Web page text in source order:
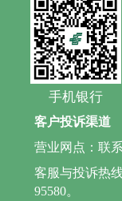
手机银行
客户投诉渠道
营业网点：联
客服与投诉热
95580。